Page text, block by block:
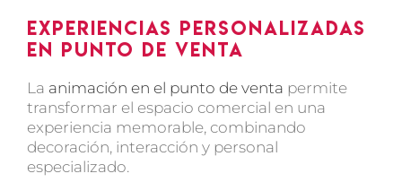
Experiencias personalizadas
en punto de venta
La animación en el punto de venta permite
transformar el espacio comercial en una
experiencia memorable, combinando
decoración, interacción y personal
especializado.